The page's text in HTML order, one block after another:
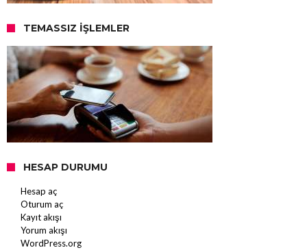
TEMASSIZ İŞLEMLER
HESAP DURUMU
Hesap aç
Oturum aç
Kayıt akışı
Yorum akışı
WordPress.org